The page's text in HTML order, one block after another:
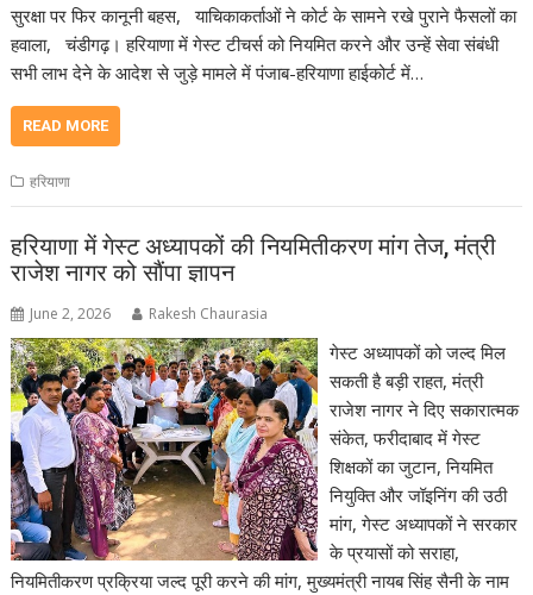
सुरक्षा पर फिर कानूनी बहस, याचिकाकर्ताओं ने कोर्ट के सामने रखे पुराने फैसलों का
हवाला, चंडीगढ़। हरियाणा में गेस्ट टीचर्स को नियमित करने और उन्हें सेवा संबंधी
सभी लाभ देने के आदेश से जुड़े मामले में पंजाब-हरियाणा हाईकोर्ट में…
READ MORE
हरियाणा
हरियाणा में गेस्ट अध्यापकों की नियमितीकरण मांग तेज, मंत्री
राजेश नागर को सौंपा ज्ञापन
June 2, 2026 Rakesh Chaurasia
गेस्ट अध्यापकों को जल्द मिल
सकती है बड़ी राहत, मंत्री
राजेश नागर ने दिए सकारात्मक
संकेत, फरीदाबाद में गेस्ट
शिक्षकों का जुटान, नियमित
नियुक्ति और जॉइनिंग की उठी
मांग, गेस्ट अध्यापकों ने सरकार
के प्रयासों को सराहा,
नियमितीकरण प्रक्रिया जल्द पूरी करने की मांग, मुख्यमंत्री नायब सिंह सैनी के नाम